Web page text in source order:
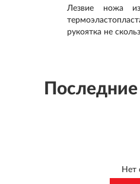
Лезвие ножа
рукоятка не
Нет